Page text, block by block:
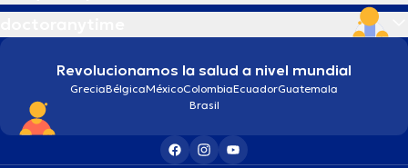
Revolucionamos la salud a nivel mundial
GreciaBélgicaMéxicoColombiaEcuadorGuatemala
Brasil